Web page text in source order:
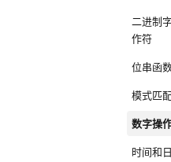
二进制
作符
位串函
模式匹
数字操
时间和